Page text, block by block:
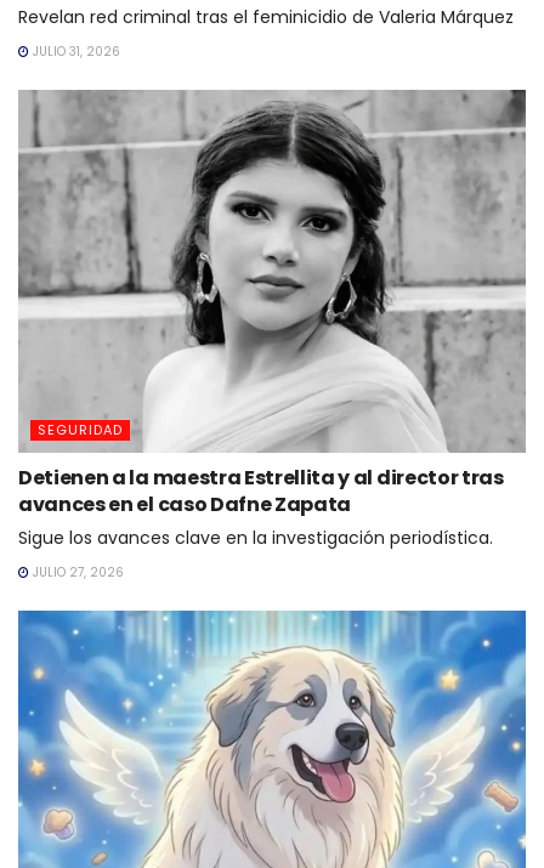
Revelan red criminal tras el feminicidio de Valeria Márquez
JULIO 31, 2026
SEGURIDAD
Detienen a la maestra Estrellita y al director tras
avances en el caso Dafne Zapata
Sigue los avances clave en la investigación periodística.
JULIO 27, 2026